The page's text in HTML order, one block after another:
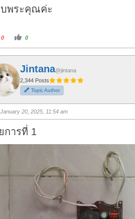
พระคุณค่ะ
0
C
i
t
h
u
m
u
p
0
Jintana@jintana
2,344 Posts
Topic Author
20, 2025, 11:54 am
การที่ 1